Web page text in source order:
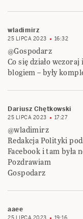
wladimirz
25 LIPCA 2023 16:32
@Gospodarz
Co się działo
blogiem – były
Dariusz Chętkowski
25 LIPCA 2023 17:27
@wladimirz
Redakcja Polityki
Facebook i tam była
Pozdrawiam
Gospodarz
aaee